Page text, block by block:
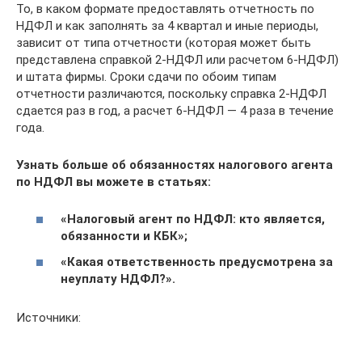
То, в каком формате предоставлять отчетность по
НДФЛ и как заполнять за 4 квартал и иные периоды,
зависит от типа отчетности (которая может быть
представлена справкой 2-НДФЛ или расчетом 6-НДФЛ)
и штата фирмы. Сроки сдачи по обоим типам
отчетности различаются, поскольку справка 2-НДФЛ
сдается раз в год, а расчет 6-НДФЛ — 4 раза в течение
года.
Узнать больше об обязанностях налогового агента
по НДФЛ вы можете в статьях:
«Налоговый агент по НДФЛ: кто является,
обязанности и КБК»;
«Какая ответственность предусмотрена за
неуплату НДФЛ?».
Источники: